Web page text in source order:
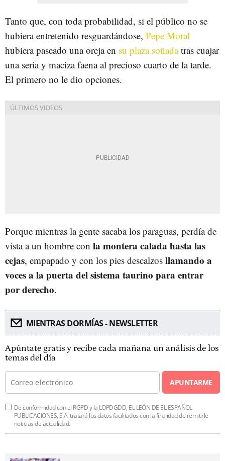
Tanto que, con toda probabilidad, si el público no se
hubiera entretenido resguardándose, Pepe Moral
hubiera paseado una oreja en su plaza soñadatras cuajar
una seria y maciza faena al precioso cuarto de la tarde.
El primero no le dio opciones.
Porque mientras la gente sacaba los paraguas, perdía de
vista a un hombre con la montera calada hasta las
cejas, empapado y con los pies descalzos llamando a
voces a la puerta del sistema taurino para entrar
por derecho.
MIENTRAS DORMÍAS - NEWSLETTER
Apúntate gratis y recibe cada mañana un análisis de los
temas del día
APUNTARME
De conformidad con el RGPD y la LOPDGDD, EL LEÓN DE EL ESPAÑOL
PUBLICACIONES, S.A. tratará los datos facilitados con la finalidad de remitirle
noticias de actualidad.